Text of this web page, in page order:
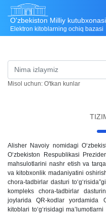
O'zbekiston Milliy kutubxonasi
Elektron kitoblarning ochiq bazasi
Misol uchun: O'tkan kunlar
Alisher Navoiy nomidagi
O‘zbekiston Respublikasi
mahsulotlarini nashr etish va
va kitobxonlik madaniyatini
chora-tadbirlar dasturi
kompleks chora-tadbirlar
joylarida QR-kodlar yordamida
kitoblari to‘g‘risidagi